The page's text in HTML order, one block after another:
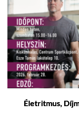
Életritmus,